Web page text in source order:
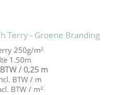
Terry - Groene Branding
250g/m²
1.50m
/ 0,25 m
BTW / m
BTW / m²